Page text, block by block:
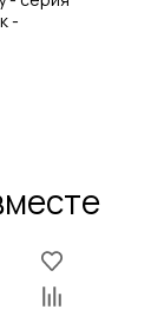
-